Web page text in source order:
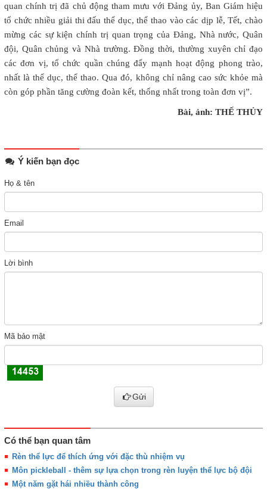
quan chính trị đã chủ động tham mưu với Đảng ủy, Ban Giám hiệu
tổ chức nhiều giải thi đấu thể dục, thể thao vào các dịp lễ, Tết, chào
mừng các sự kiện chính trị quan trọng của Đảng, Nhà nước, Quân
đội, Quân chủng và Nhà trường. Đồng thời, thường xuyên chỉ đạo
các đơn vị, tổ chức quần chúng đẩy mạnh hoạt động phong trào,
nhất là thể dục, thể thao. Qua đó, không chỉ nâng cao sức khỏe mà
còn góp phần tăng cường đoàn kết, thống nhất trong toàn đơn vị”.
Bài, ảnh: THẾ THỦY
Ý kiến bạn đọc
Họ & tên
Email
Lời bình
Mã bảo mật
Gửi
Có thể bạn quan tâm
Rèn thể lực để thích ứng với đặc thù nhiệm vụ
Môn pickleball - thêm sự lựa chọn trong rèn luyện thể lực bộ đội
Một năm gặt hái nhiều thành công